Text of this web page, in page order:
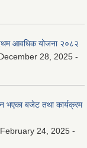
आवधिक योजना २०८२
28, 2025 -
भएका बजेट तथा कार्यक्रम
24, 2025 -